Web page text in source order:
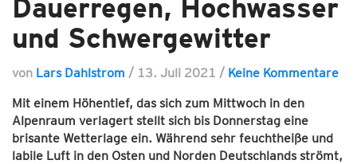
Dauerregen, Hochwasser
und Schwergewitter
von Lars Dahlstrom / 13. Juli 2021 / Keine Kommentare
Mit einem Höhentief, das sich zum Mittwoch in den
Alpenraum verlagert stellt sich bis Donnerstag eine
brisante Wetterlage ein. Während sehr feuchtheiße und
labile Luft in den Osten und Norden Deutschlands strömt,